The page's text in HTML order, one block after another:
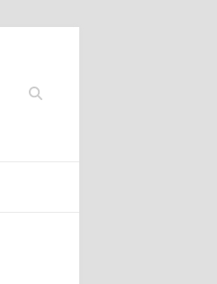
Search